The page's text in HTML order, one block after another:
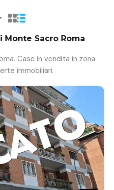
Monte Sacro Roma
Case in vendita in zona
immobiliari.